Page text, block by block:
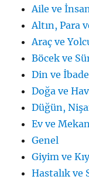
Aile ve
Altın, Para
Araç ve
Böcek ve
Din ve
Doğa ve
Düğün,
Ev ve
Genel
Giyim ve
Hastalık ve